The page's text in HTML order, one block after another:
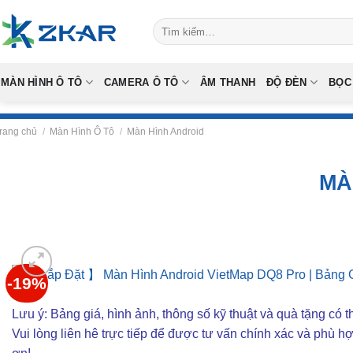
to
content
Tìm
kiếm:
MÀN HÌNH Ô TÔ CAMERA Ô TÔ ÂM THANH ĐỘ ĐÈN
chủ / Màn Hình Ô Tô / Màn Hình Android
-19%
Lưu ý: Bảng giá, hình ảnh, thông số kỹ thuật và quà tặng có
Vui lòng liên hê trực tiếp để được tư vấn chính xác và phù